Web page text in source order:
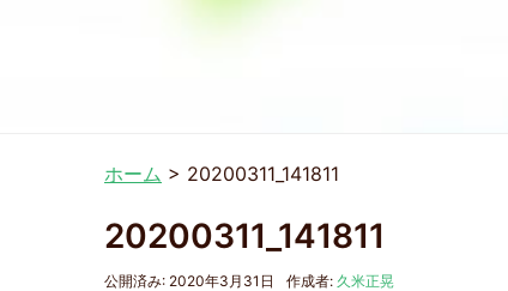
ホーム > 20200311_141811
20200311_141811
公開済み: 2020年3月31日 作成者: 久米正晃